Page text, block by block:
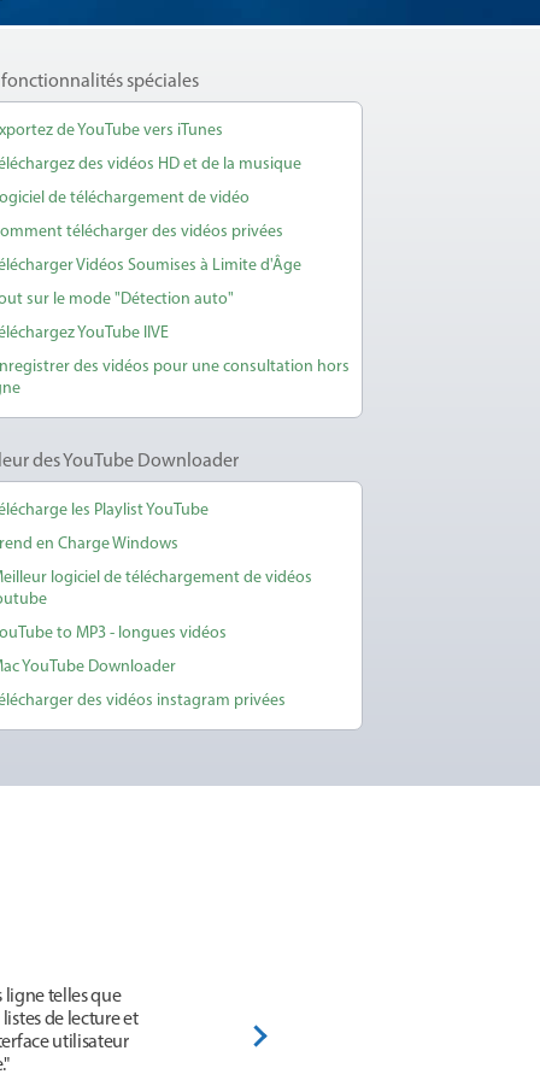
fonctionnalités spéciales
de YouTube vers iTunes
des vidéos HD et de la musique
de téléchargement de vidéo
télécharger des vidéos privées
Vidéos Soumises à Limite d'Âge
sur le mode "Détection auto"
YouTube lIVE
des vidéos pour une consultation hors
des YouTube Downloader
les Playlist YouTube
en Charge Windows
logiciel de téléchargement de vidéos
to MP3 - longues vidéos
YouTube Downloader
des vidéos instagram privées
ligne telles que
de lecture et
utilisateur